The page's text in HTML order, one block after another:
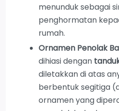
menunduk sebagai
penghormatan
rumah.
Ornamen Penolak
dihiasi dengan
diletakkan di atas
berbentuk segitiga
ornamen yang